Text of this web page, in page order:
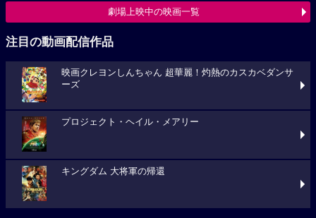
劇場上映中の映画一覧
注目の動画配信作品
映画クレヨンしんちゃん 超華麗！灼熱のカスカベダンサ
ーズ
プロジェクト・ヘイル・メアリー
キングダム 大将軍の帰還